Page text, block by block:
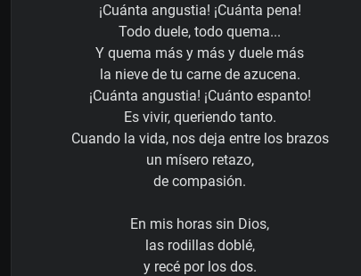
¡Cuánta angustia! ¡Cuánta pena!
Todo duele, todo quema...
Y quema más y más y duele más
la nieve de tu carne de azucena.
¡Cuánta angustia! ¡Cuánto espanto!
Es vivir, queriendo tanto.
Cuando la vida, nos deja entre los brazos
un mísero retazo,
de compasión.
En mis horas sin Dios,
las rodillas doblé,
y recé por los dos.